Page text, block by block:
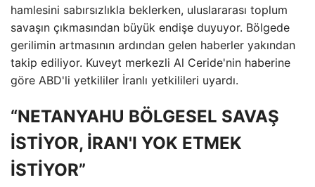
hamlesini sabırsızlıkla beklerken, uluslararası toplum
savaşın çıkmasından büyük endişe duyuyor. Bölgede
gerilimin artmasının ardından gelen haberler yakından
takip ediliyor. Kuveyt merkezli Al Ceride'nin haberine
göre ABD'li yetkililer İranlı yetkilileri uyardı.
“NETANYAHU BÖLGESEL SAVAŞ
İSTİYOR, İRAN'I YOK ETMEK
İSTİYOR”